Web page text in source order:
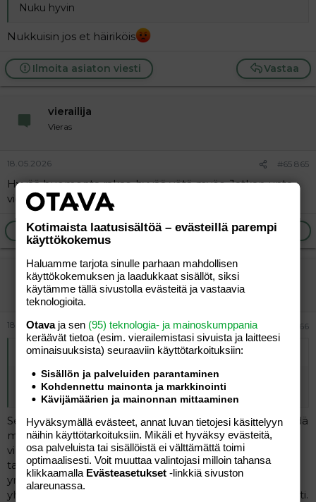
Nuku hyvin
Nukkuisin jos et häiriköis
Vastaa
Ilmoita asiaton viesti
vierailija
Vieras
18.05.2026 #65 865
Hyvää huomenta rakas, hyvää yötä myös. Jatkan unta
vielä.
Vastaa
Ilmoita asiaton viesti
vierailija
Vieras
18.05.2026 #65 866
Alkuperäinen kirjoittajavierailija:
Mitä näälle pieruilijoille voisi tehdä, että jättäisivät palstan
lopullisesti?
Sekopäiseltä porukalta kuulostaa, aina voi kokeilla tehdä
monen anonyymin voimalla ilmoituksia eri
viranomaistahoille. En kyllä usko että mitään tapahtuu,
tai ketään sen kummemmin kiinnostaa, että lähtis
yrittämään. Ei tuo ole normaalia seota noin paljon
yhdestä takaisin heitosta. Jotain vialla niissä on, ja pahasti.
Kotimaista laatusisältöä – evästeillä parempi
käyttökokemus
Haluamme tarjota sinulle parhaan mahdollisen
käyttökokemuksen ja laadukkaat sisällöt, siksi
käytämme tällä sivustolla evästeitä ja vastaavia
teknologioita.
Otavaja sen (95) teknologia- ja mainoskumppania
keräävät tietoa (esim. vierailemis­tasi sivuista ja laitteesi
ominaisuuk­sista) seuraaviin käyttötarkoituksiin:
Sisällön ja palveluiden parantaminen
Kohdennettu mainonta ja markkinointi
Kävijämäärien ja mainonnan mittaaminen
Hyväksymällä evästeet, annat luvan tietojesi käsittelyyn
näihin käyttötarkoituksiin. Mikäli et hyväksy evästeitä,
osa palveluista tai sisällöistä ei välttämättä toimi
optimaalisesti. Voit muuttaa valintojasi milloin tahansa
klikkaamalla Evästeasetukset -linkkiä sivuston
alareunassa.